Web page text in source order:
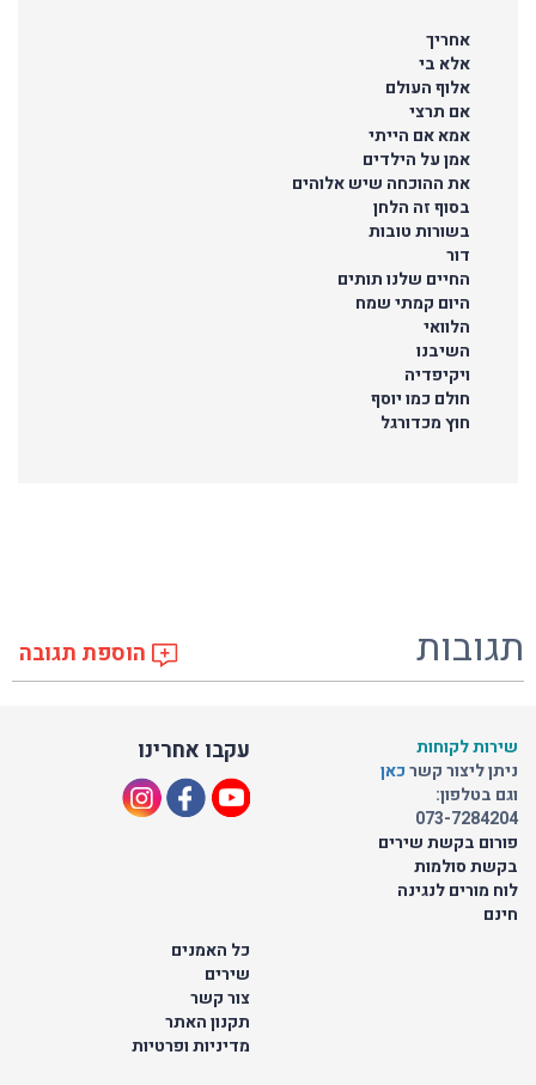
אחריך
אלא בי
אלוף העולם
אם תרצי
אמא אם הייתי
אמן על הילדים
את ההוכחה שיש אלוהים
בסוף זה הלחן
בשורות טובות
דור
החיים שלנו תותים
היום קמתי שמח
הלוואי
השיבנו
ויקיפדיה
חולם כמו יוסף
חוץ מכדורגל
תגובות הוספת תגובה
עקבו אחרינו
שירות לקוחות
ניתן ליצור קשרכאן
וגם בטלפון:
073-7284204
פורום בקשת שירים
בקשת סולמות
לוח מורים לנגינה
חינם
כל האמנים
שירים
צור קשר
תקנון האתר
מדיניות ופרטיות